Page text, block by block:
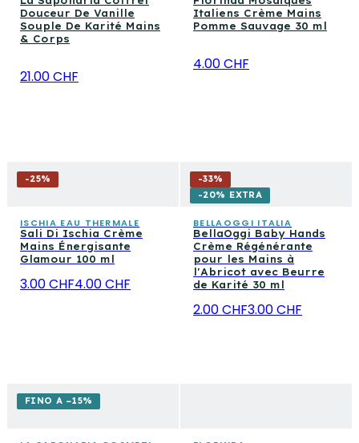
Douceur De Vanille
Souple De Karité Mains
& Corps
21.00 CHF
Italiens Crème Mains
Pomme Sauvage 30 ml
4.00 CHF
-25%
ISCHIA EAU THERMALE
Sali Di Ischia Crème
Mains Énergisante
Glamour 100 ml
3.00 CHF4.00 CHF
-33%
-20% EXTRA
BELLAOGGI ITALIA
BellaOggi Baby Hands
Crème Régénérante
pour les Mains à
l'Abricot avec Beurre
de Karité 30 ml
2.00 CHF3.00 CHF
FINO A −15%